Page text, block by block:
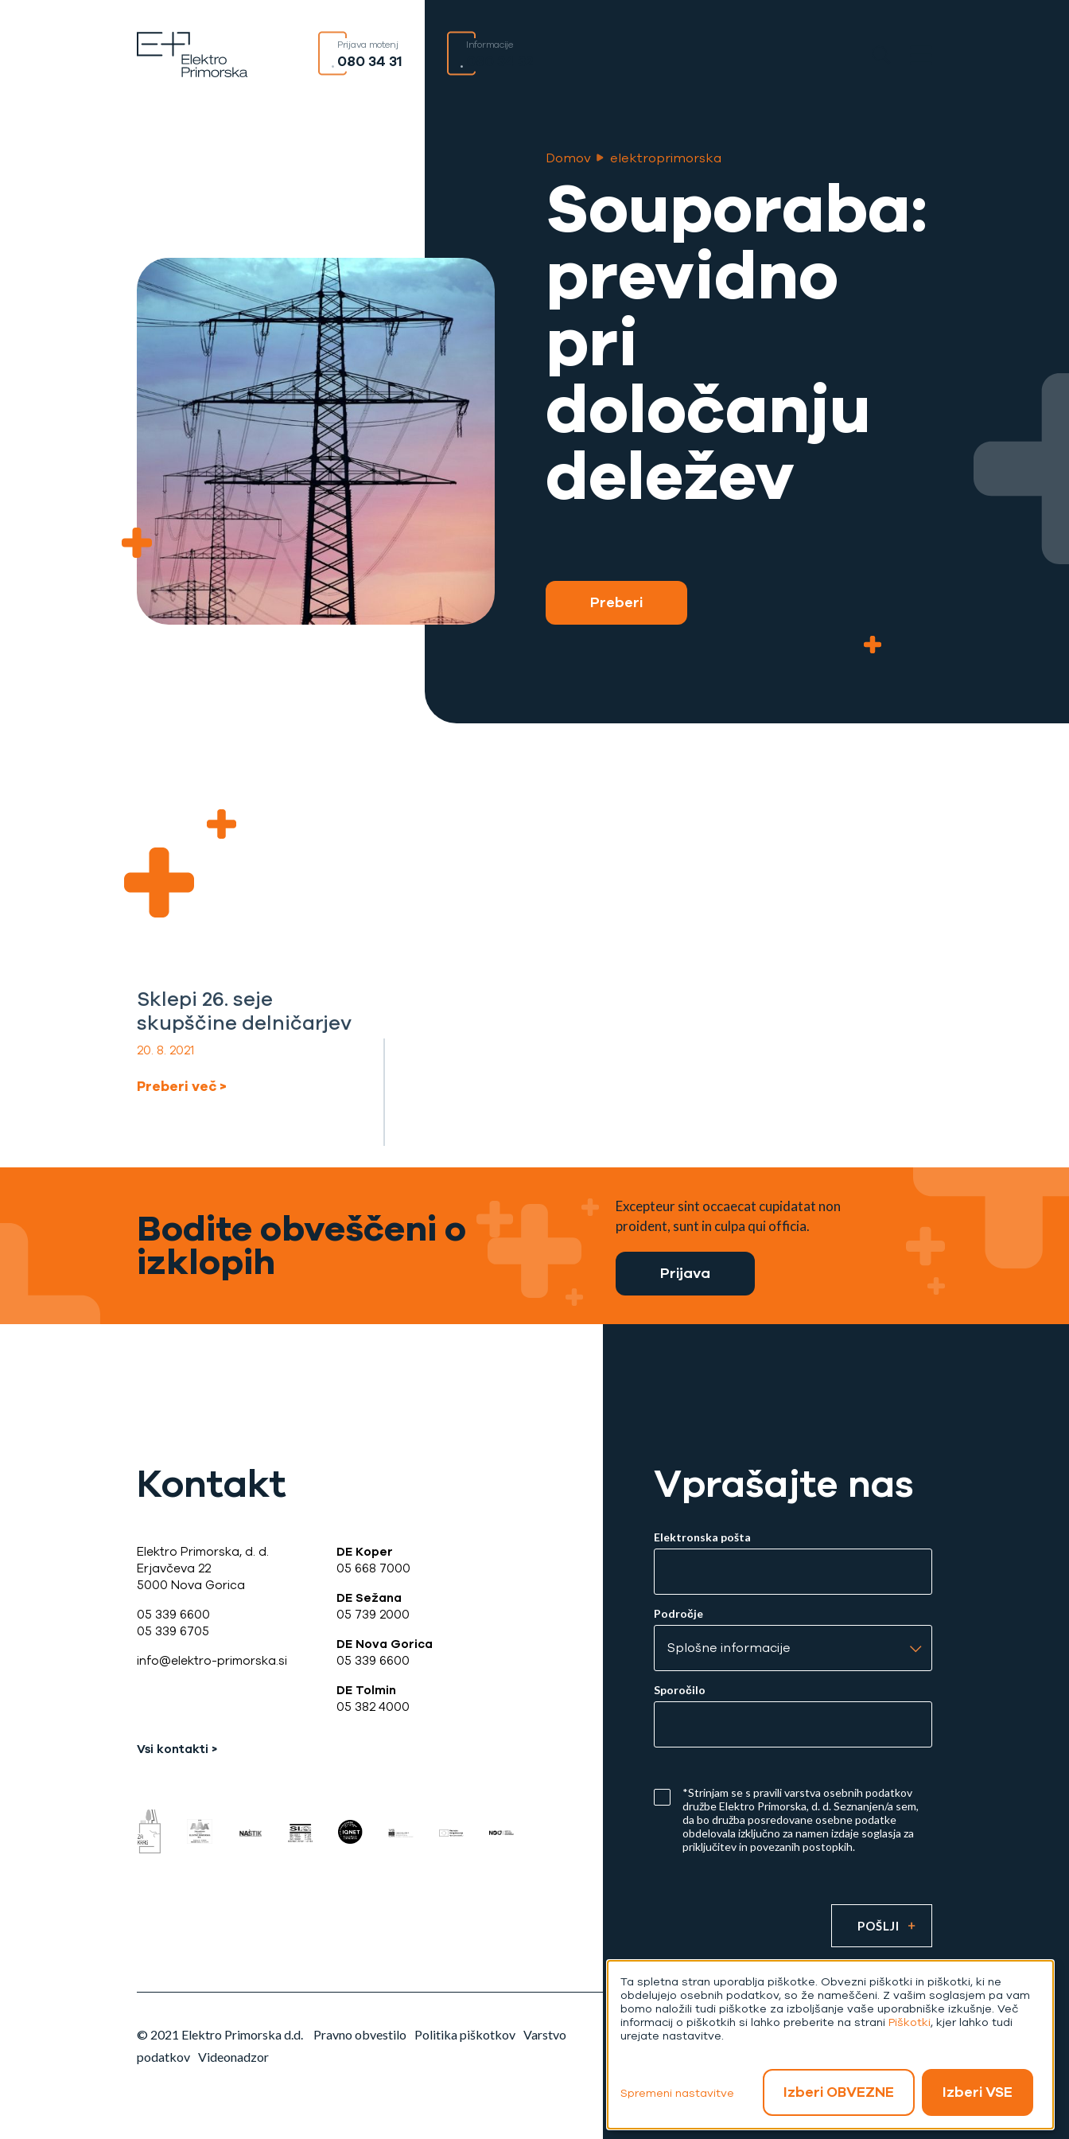
Prijava motenj
080 34 31
Informacije
Domov elektroprimorska
Souporaba:
previdno
pri
določanju
deležev
Preberi
Sklepi 26. seje
skupščine delničarjev
20. 8. 2021
Preberi več >
Bodite obveščeni o
izklopih
Excepteur sint occaecat cupidatat non
proident, sunt in culpa qui officia.
Prijava
Kontakt
Elektro Primorska, d. d.
Erjavčeva 22
5000 Nova Gorica
05 339 6600
05 339 6705
info@elektro-primorska.si
DE Koper
05 668 7000
DE Sežana
05 739 2000
DE Nova Gorica
05 339 6600
DE Tolmin
05 382 4000
Vsi kontakti >
Vprašajte nas
Elektronska pošta
Področje
Sporočilo
*Strinjam se s pravili varstva osebnih podatkov
družbe Elektro Primorska, d. d.Seznanjen/a sem,
da bo družba posredovane osebne podatke
obdelovala izključno za namen izdaje soglasja za
priključitev in povezanih postopkih.
POŠLJI
© 2021 Elektro Primorska d.d. Pravno obvestilo Politika piškotkov Varstvo
podatkov Videonadzor
Ta spletna stran uporablja piškotke. Obvezni piškotki in piškotki, ki ne
obdelujejo osebnih podatkov, so že nameščeni. Z vašim soglasjem pa vam
bomo naložili tudi piškotke za izboljšanje vaše uporabniške izkušnje. Več
informacij o piškotkih si lahko preberite na strani Piškotki, kjer lahko tudi
urejate nastavitve.
Spremeni nastavitve Izberi OBVEZNE Izberi VSE